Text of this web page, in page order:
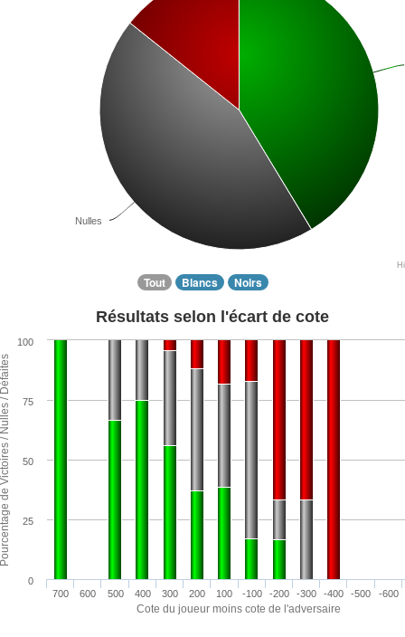
Nulles
Tout Blancs Noirs
Cote du joueur moins cote de l'adversaire
/ Nulles / Défaites
Résultats selon l'écart de cote
700 600 500 400 300 200 100 -100 -200 -300 -400 -500 -600
0
100
25
50
75